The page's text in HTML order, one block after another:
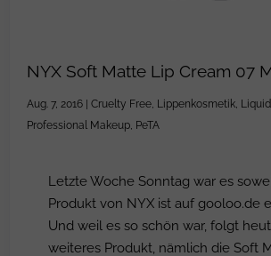
NYX Soft Matte Lip Cream 07
Aug. 7, 2016 | Cruelty Free Lippenkosmetik
Professional Makeup PeTA
Letzte Woche Sonntag war es
Produkt von NYX ist auf gooloo.de
Und weil es so schön war, folgt
weiteres Produkt, nämlich die Soft